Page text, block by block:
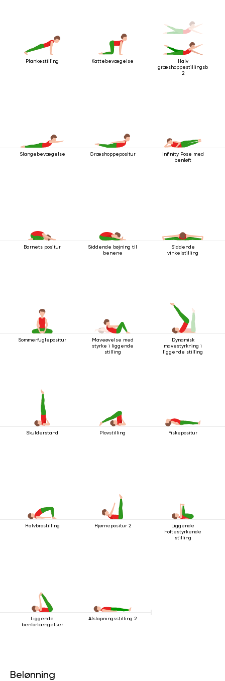
Plankestilling Kattebevægelse
Halv
2
Slangebevægelse Græshoppepositur
Infinity Pose med
benløft
Barnets positur
Siddende bøjning til
benene
Siddende
vinkelstilling
Sommerfuglepositur
Maveøvelse med
styrke i liggende
stilling
Dynamisk
mavestyrkning i
liggende stilling
Skulderstand Plovstilling Fiskepositur
Halvbrostilling Hjørnepositur 2
Liggende
hoftestyrkende
stilling
Liggende
benforlængelser
Afslapningsstilling 2
Belønning